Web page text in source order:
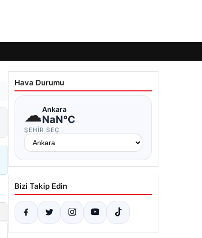
Hava Durumu
☁Ankara
NaN°C
ŞEHIR SEÇ
Bizi Takip Edin